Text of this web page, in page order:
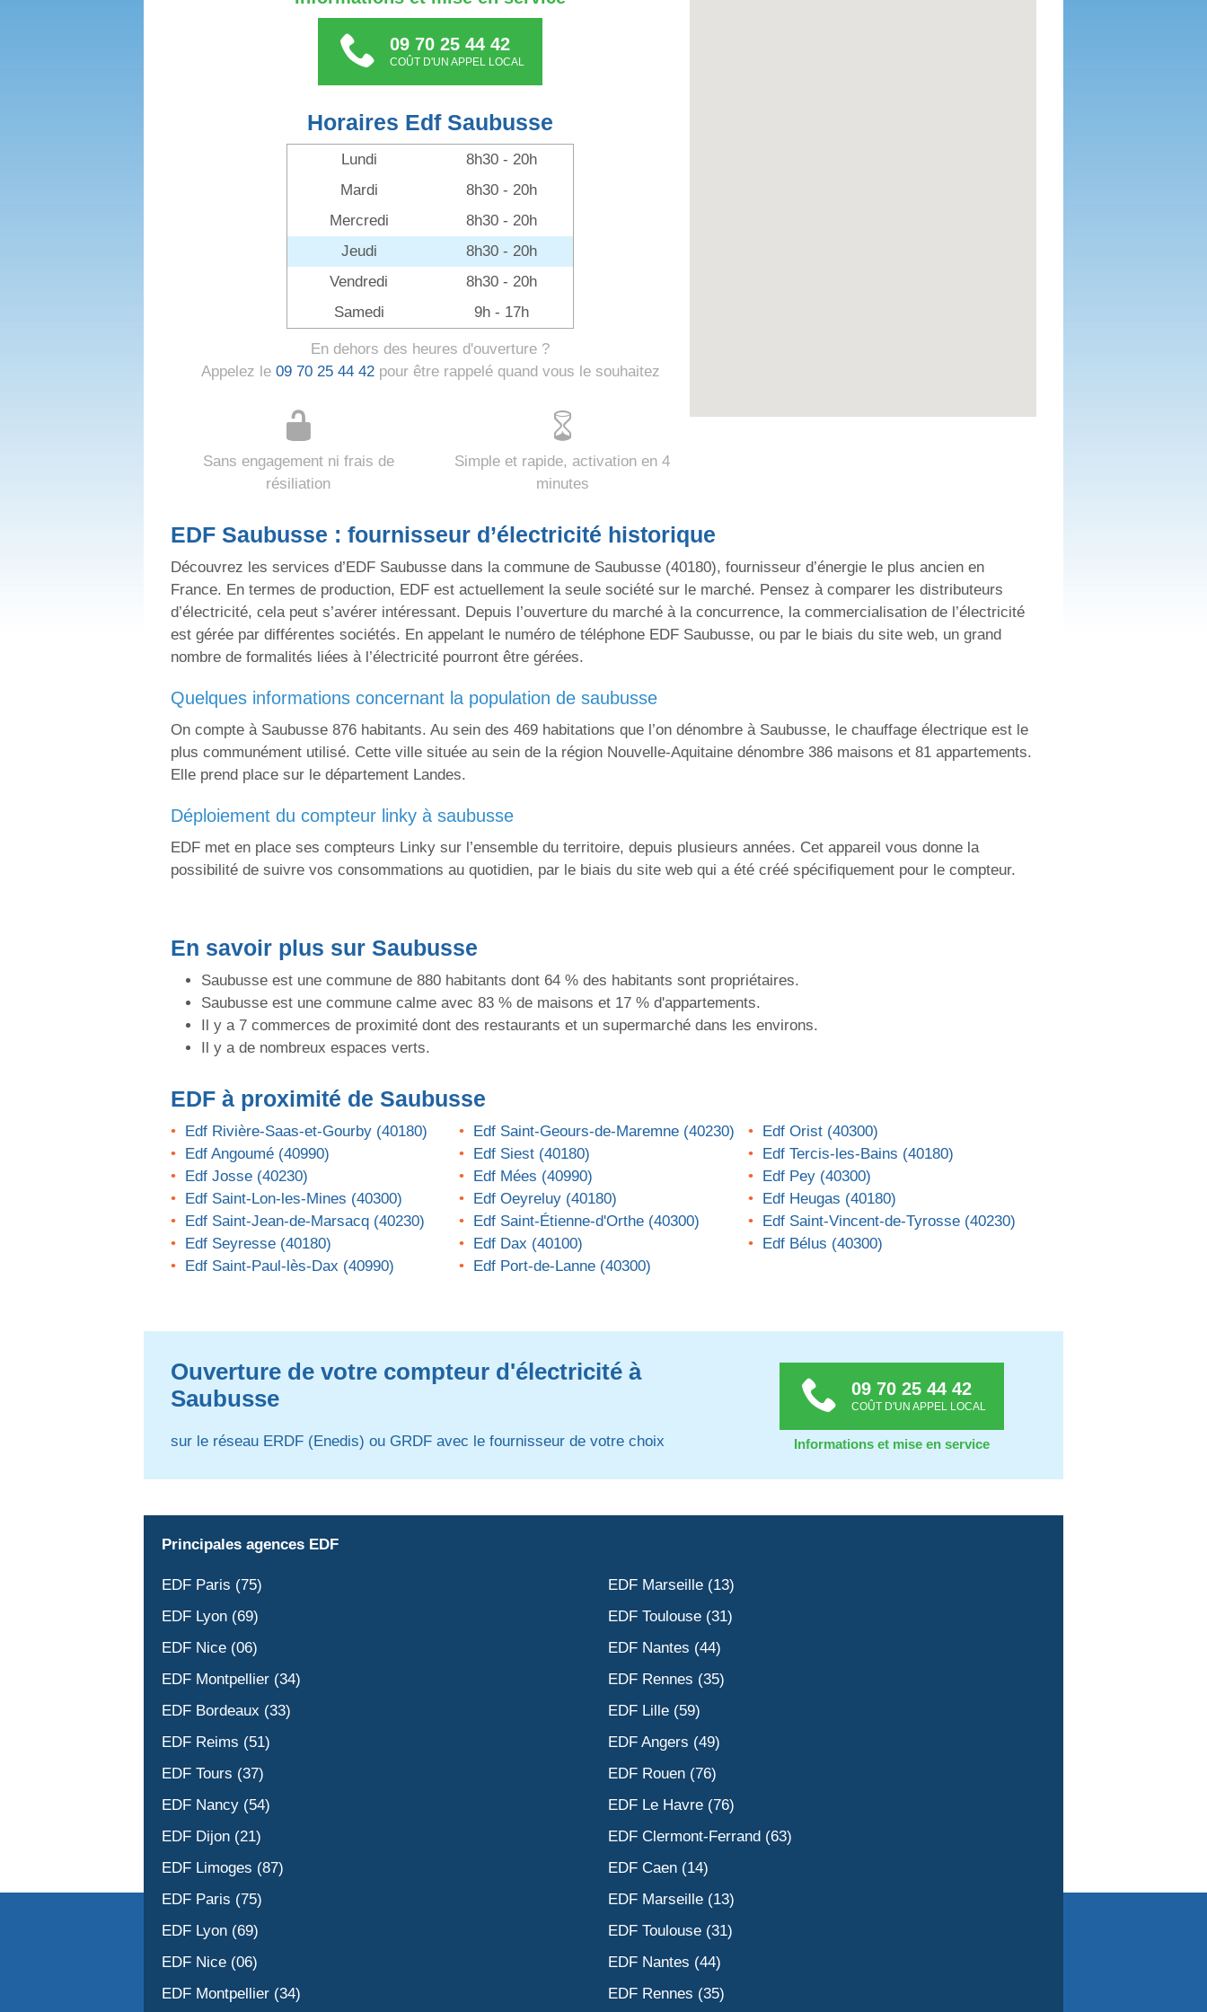
09 70 25 44 42
COÛT D'UN APPEL LOCAL
Horaires Edf Saubusse
Lundi
8h30 - 20h
Mardi
8h30 - 20h
Mercredi
8h30 - 20h
Jeudi
8h30 - 20h
Vendredi
8h30 - 20h
Samedi
9h - 17h
En dehors des heures d'ouverture ?
Appelez le 09 70 25 44 42pour être rappelé quand vous le souhaitez
Sans engagement ni frais de
résiliation
Simple et rapide, activation en 4
minutes
EDF Saubusse : fournisseur d’électricité historique
Découvrez les services d’EDF Saubusse dans la commune de Saubusse (40180), fournisseur d’énergie le plus ancien en
France. En termes de production, EDF est actuellement la seule société sur le marché. Pensez à comparer les distributeurs
d’électricité, cela peut s’avérer intéressant. Depuis l’ouverture du marché à la concurrence, la commercialisation de l’électricité
est gérée par différentes sociétés. En appelant le numéro de téléphone EDF Saubusse, ou par le biais du site web, un grand
nombre de formalités liées à l’électricité pourront être gérées.
quelques informations concernant la population de saubusse
On compte à Saubusse 876 habitants. Au sein des 469 habitations que l’on dénombre à Saubusse, le chauffage électrique est le
plus communément utilisé. Cette ville située au sein de la région Nouvelle-Aquitaine dénombre 386 maisons et 81 appartements.
Elle prend place sur le département Landes.
déploiement du compteur linky à saubusse
EDF met en place ses compteurs Linky sur l’ensemble du territoire, depuis plusieurs années. Cet appareil vous donne la
possibilité de suivre vos consommations au quotidien, par le biais du site web qui a été créé spécifiquement pour le compteur.
En savoir plus sur Saubusse
Saubusse est une commune de 880 habitants dont 64 % des habitants sont propriétaires.
Saubusse est une commune calme avec 83 % de maisons et 17 % d'appartements.
Il y a 7 commerces de proximité dont des restaurants et un supermarché dans les environs.
Il y a de nombreux espaces verts.
EDF à proximité de Saubusse
Edf Rivière-Saas-et-Gourby (40180) Edf Saint-Geours-de-Maremne (40230)
Edf Orist (40300)
Edf Angoumé (40990)
Edf Siest (40180)
Edf Tercis-les-Bains (40180)
Edf Josse (40230)
Edf Mées (40990)
Edf Pey (40300)
Edf Saint-Lon-les-Mines (40300)
Edf Oeyreluy (40180)
Edf Heugas (40180)
Edf Saint-Jean-de-Marsacq (40230)
Edf Saint-Étienne-d'Orthe (40300)
Edf Saint-Vincent-de-Tyrosse (40230)
Edf Seyresse (40180)
Edf Dax (40100)
Edf Bélus (40300)
Edf Saint-Paul-lès-Dax (40990)
Edf Port-de-Lanne (40300)
Ouverture de votre compteur d'électricité à
Saubusse
sur le réseau ERDF (Enedis) ou GRDF avec le fournisseur de votre choix
09 70 25 44 42
COÛT D'UN APPEL LOCAL
Informations et mise en service
Principales agences EDF
EDF Paris (75)
EDF Marseille (13)
EDF Lyon (69)
EDF Toulouse (31)
EDF Nice (06)
EDF Nantes (44)
EDF Montpellier (34)
EDF Rennes (35)
EDF Bordeaux (33)
EDF Lille (59)
EDF Reims (51)
EDF Angers (49)
EDF Tours (37)
EDF Rouen (76)
EDF Nancy (54)
EDF Le Havre (76)
EDF Dijon (21)
EDF Clermont-Ferrand (63)
EDF Limoges (87)
EDF Caen (14)
EDF Paris (75)
EDF Marseille (13)
EDF Lyon (69)
EDF Toulouse (31)
EDF Nice (06)
EDF Nantes (44)
EDF Montpellier (34)
EDF Rennes (35)